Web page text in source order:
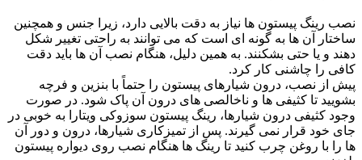
نصب رینگ پیستون ها نیاز به دقت بالایی دارد، زیرا جنس و همچنین
ساختار آن ها به گونه ای است که می توانند به راحتی تغییر شکل
دهند و یا حتی بشکنند. به همین دلیل، هنگام نصب آن ها باید دقت
کافی را چاشنی کار کرد.
پیش از نصب، درون شیارهای پیستون را حتماً با بنزین و فرچه
بشویید تا کثیفی ها و ناخالصی های درون آن پاک شود. در صورت
وجود کثیفی درون شیارها، رینگ پیستون سوزوکی ویتارا به خوبی در
جای خود قرار نمی گیرند. پس از تمیزکاری شیارها، درون و دور آن
ها را با روغن چرب کنید تا رینگ ها هنگام نصب روی دیواره پیستون